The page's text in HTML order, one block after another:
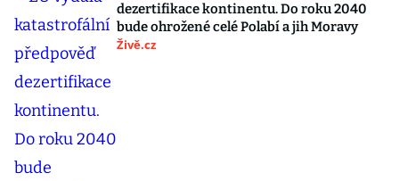
dezertifikace kontinentu. Do roku 2040
bude ohrožené celé Polabí a jih Moravy
Živě.cz